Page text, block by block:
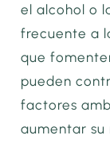
el alcohol o
frecuente a
que
pueden
factores
aumentar su